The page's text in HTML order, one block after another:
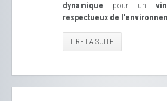
dynamique pour un
respectueux de
LIRE LA SUITE